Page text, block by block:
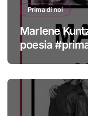
Prima di noi
Marlene
poesia